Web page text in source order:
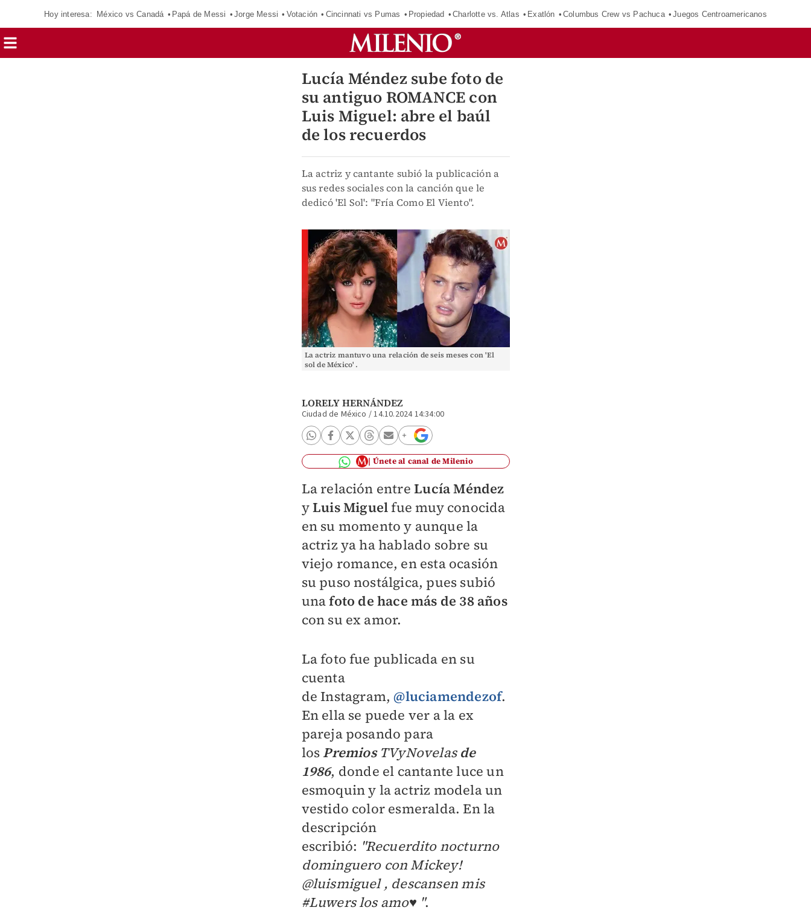
Hoy interesa: México vs Canadá Papá de Messi Jorge Messi Votación Cincinnati vs Pumas Propiedad Charlotte vs. Atlas Exatlón Columbus Crew vs Pachuca Juegos Centroamericanos
Lucía Méndez sube foto de
su antiguo ROMANCE con
Luis Miguel: abre el baúl
de los recuerdos
La actriz y cantante subió la publicación a
sus redes sociales con la canción que le
dedicó 'El Sol': "Fría Como El Viento".
La actriz mantuvo una relación de seis meses con 'El
sol de México' .
LORELY HERNÁNDEZ
Ciudad de México /14.10.2024 14:34:00
Únete al canal de Milenio
La relación entreLucía Méndez
yLuis Miguelfue muy conocida
en su momento y aunque la
actriz ya ha hablado sobre su
viejo romance, en esta ocasión
su puso nostálgica, pues subió
unafoto de hace más de 38 años
con su ex amor.
La foto fue publicada en su
cuenta
de Instagram,@luciamendezof.
En ella se puede ver a la ex
pareja posando para
los Premios TVyNovelas de
1986, donde el cantante luce un
esmoquin y la actriz modela un
vestido color esmeralda. En la
descripción
escribió: "Recuerdito nocturno
dominguero con Mickey!
@luismiguel , descansen mis
#Luwers los amo♥️ ".